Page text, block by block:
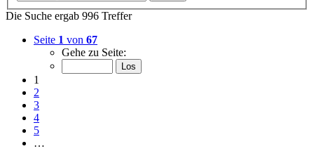
Die Suche ergab 996 Treffer
Seite 1 von 67
Gehe zu Seite:
1
2
3
4
5
…